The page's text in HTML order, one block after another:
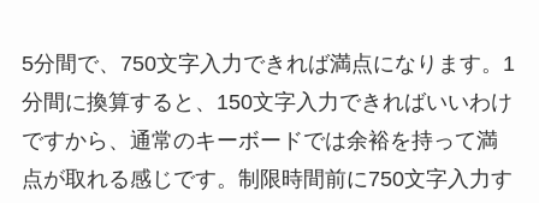
5分間で、750文字入力できれば満点になります。1
分間に換算すると、150文字入力できればいいわけ
ですから、通常のキーボードでは余裕を持って満
点が取れる感じです。制限時間前に750文字入力す